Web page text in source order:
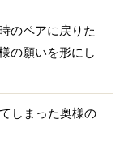
のペアに戻りた
の願いを形にし
しまった奥様の